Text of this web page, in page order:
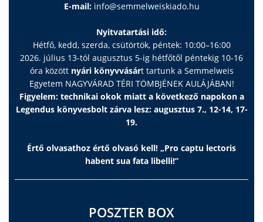
E-mail: info@semmelweiskiado.hu
Nyitvatartási idő:
Hétfő, kedd, szerda, csütörtök, péntek: 10:00–16:00
2026. július 13-tól augusztus 5-ig hétfőtől péntekig 10-16
óra között nyári könyvvásárt tartunk a Semmelweis
Egyetem NAGYVÁRAD TÉRI TÖMBJÉNEK AULÁJÁBAN!
Figyelem: technikai okok miatt a következő napokon a
Legendus könyvesbolt zárva lesz: augusztus 7., 12-14, 17-
19.
Értő olvasathoz értő olvasó kell! „Pro captu lectoris
habent sua fata libelli!”
POSZTER BOX